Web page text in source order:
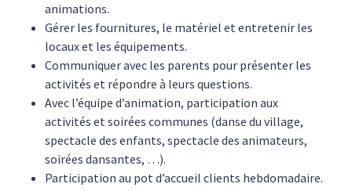
animations.
Gérer les fournitures, le matériel et entretenir les
locaux et les équipements.
Communiquer avec les parents pour présenter les
activités et répondre à leurs questions.
Avec l’équipe d’animation, participation aux
activités et soirées communes (danse du village,
spectacle des enfants, spectacle des animateurs,
soirées dansantes, …).
Participation au pot d’accueil clients hebdomadaire.